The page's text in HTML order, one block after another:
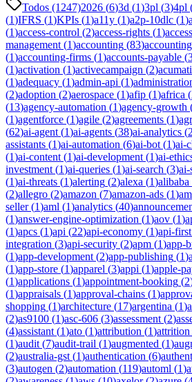
Todos (1247)2026 (6)3d (1)3pl (3)4pl
(1)IFRS (1)KPIs (1)a11y (1)a2p-10dlc (1)
(1)access-control (2)access-rights (1)
management (1)accounting (83)
(1)accounting-firms (1)accounts-payable (
(1)activation (1)activecampaign (2)
(1)adequacy (1)admin-api (1)
(2)adoption (2)aerospace (1)afip (1)africa (
(13)agency-automation (1)agency-growth
(1)agentforce (1)agile (2)agreements (1)
(62)ai-agent (1)ai-agents (38)ai-analytics (2
assistants (1)ai-automation (6)ai-bot (1)ai-
(1)ai-content (1)ai-development (1)ai-
investment (1)ai-queries (1)ai-search (3)ai-
(1)ai-threats (1)alerting (2)alexa (1)alibaba
(2)allegro (2)amazon (7)amazon-ads (1)
seller(1)aml (1)analytics (40)
(1)answer-engine-optimization (1)aov (1)
(1)apcs (1)api (22)api-economy (1)api-first
integration (3)api-security (2)apm (1)app-
(1)app-development (2)app-publishing (1)
(1)app-store (1)apparel (3)appi (1)apple-
(1)applications (1)appointment-booking (2
(1)appraisals (1)approval-chains (1)
shopping (1)architecture (17)argentina (1)
(2)as9100 (1)asc-606 (3)assessment (2)
(4)assistant (1)ato (1)attribution (1)attrition
(1)audit (7)audit-trail (1)augmented (1)
(2)australia-gst (1)authentication (6)
(3)autogen (2)automation (119)automl (1)